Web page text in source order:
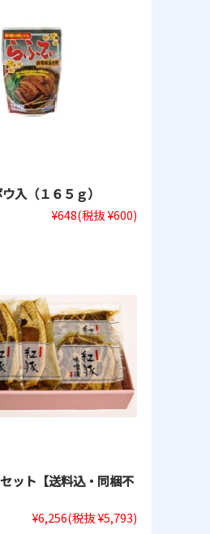
入（１６５ｇ）
¥648(税抜 ¥600)
ット【送料込・同梱不
¥6,256(税抜 ¥5,793)